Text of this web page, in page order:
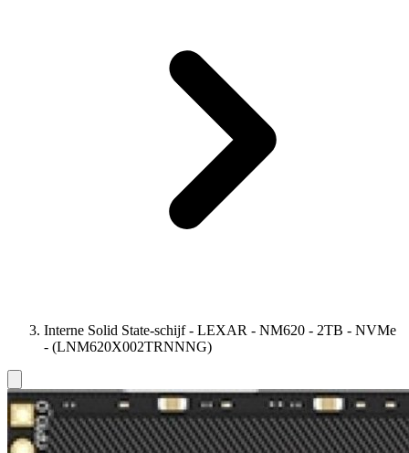
Interne Solid State-schijf - LEXAR - NM620 - 2TB - NVMe
- (LNM620X002TRNNNG)